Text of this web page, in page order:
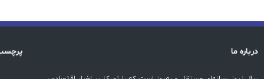
درباره ما